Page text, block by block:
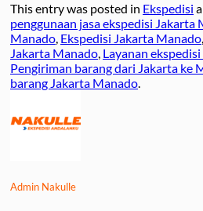
This entry was posted in Ekspedisi
penggunaan jasa ekspedisi Jakarta
Manado, Ekspedisi Jakarta Manado,
Jakarta Manado, Layanan
Pengiriman barang dari Jakarta ke
barang Jakarta Manado.
Admin Nakulle